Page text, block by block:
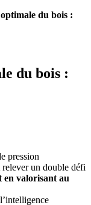
du bois :
du bois :
pression
un double défi
en valorisant au